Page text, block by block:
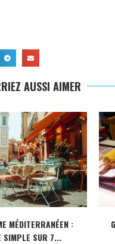
AUSSI AIMER
MÉDITERRANÉEN :
SIMPLE SUR 7...